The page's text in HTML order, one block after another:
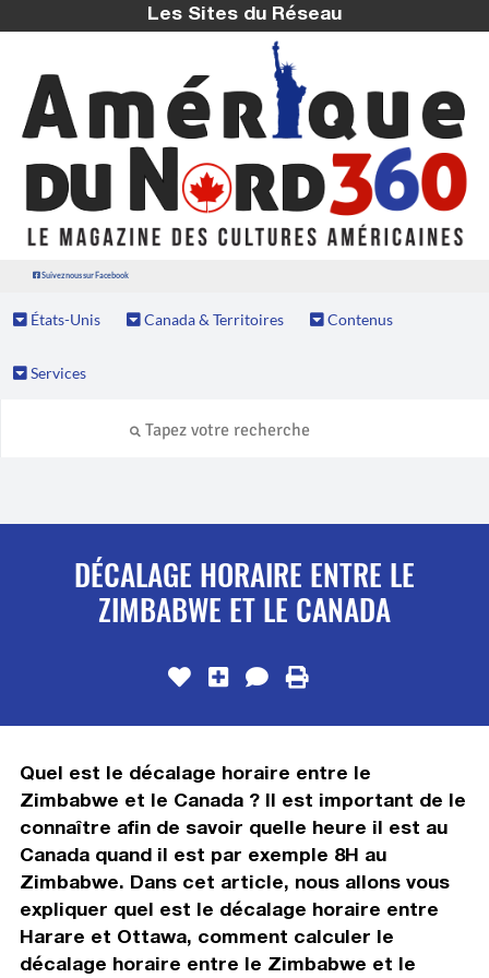
Les Sites du Réseau
Suivez nous sur Facebook
États-Unis Canada & Territoires Contenus
Services
DÉCALAGE HORAIRE ENTRE LE
ZIMBABWE ET LE CANADA
Quel est le décalage horaire entre le
Zimbabwe et le Canada ? Il est important de le
connaître afin de savoir quelle heure il est au
Canada quand il est par exemple 8H au
Zimbabwe. Dans cet article, nous allons vous
expliquer quel est le décalage horaire entre
Harare et Ottawa, comment calculer le
décalage horaire entre le Zimbabwe et le